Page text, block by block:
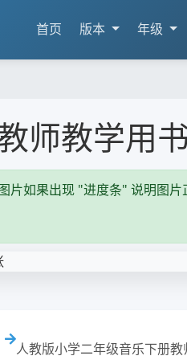
首页 版本 年级
师教学用
如果出现 "进度条" 说明图
人教版小学二年级音乐下册